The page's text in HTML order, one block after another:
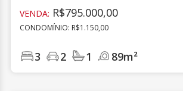
VENDA: R$795.000,00
CONDOMÍNIO: R$1.150,00
3 2 1 89m²